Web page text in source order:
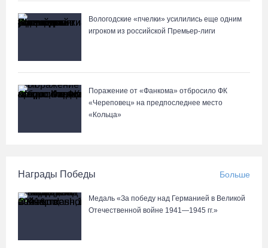
Вологодские «пчелки» усилились еще одним
игроком из российской Премьер-лиги
Поражение от «Фанкома» отбросило ФК
«Череповец» на предпоследнее место
«Кольца»
Награды Победы Больше
Медаль «За победу над Германией в Великой
Отечественной войне 1941—1945 гг.»